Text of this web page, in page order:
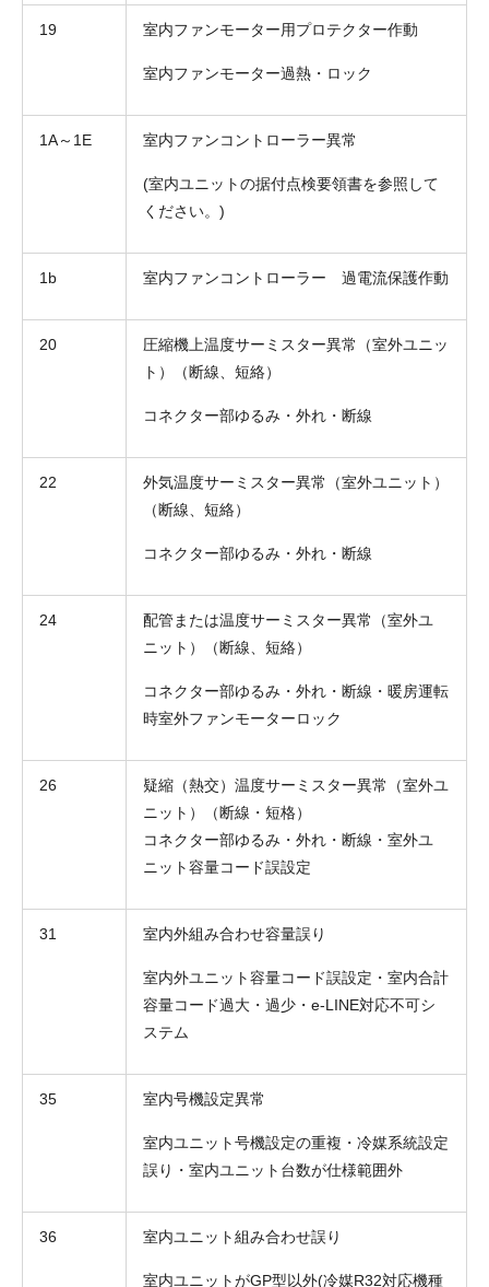
19 室内ファンモーター用プロテクター作動
室内ファンモーター過熱・ロック
1A～1E 室内ファンコントローラー異常
(室内ユニットの据付点検要領書を参照して
ください。)
1b 室内ファンコントローラー 過電流保護作動
20
圧縮機上温度サーミスター異常（室外ユニッ
ト）（断線、短絡）
コネクター部ゆるみ・外れ・断線
22
外気温度サーミスター異常（室外ユニット）
（断線、短絡）
コネクター部ゆるみ・外れ・断線
24
配管または温度サーミスター異常（室外ユ
ニット）（断線、短絡）
コネクター部ゆるみ・外れ・断線・暖房運転
時室外ファンモーターロック
26
疑縮（熱交）温度サーミスター異常（室外ユ
ニット）（断線・短格）
コネクター部ゆるみ・外れ・断線・室外ユ
ニット容量コード誤設定
31 室内外組み合わせ容量誤り
室内外ユニット容量コード誤設定・室内合計
容量コード過大・過少・e-LINE対応不可シ
ステム
35 室内号機設定異常
室内ユニット号機設定の重複・冷媒系統設定
誤り・室内ユニット台数が仕様範囲外
36 室内ユニット組み合わせ誤り
室内ユニットがGP型以外(冷媒R32対応機種
お問合せ内容
(ご選択ください)
工事お見積り依頼
ご相談
その他